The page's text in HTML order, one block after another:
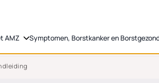
AMZ Symptomen, Borstkanker en